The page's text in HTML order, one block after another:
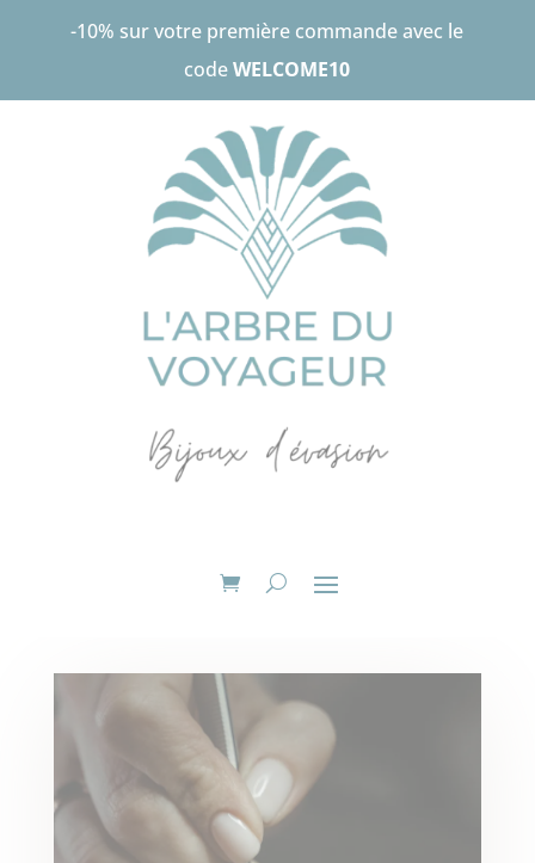
-10% sur votre première commande avec le
codeWELCOME10